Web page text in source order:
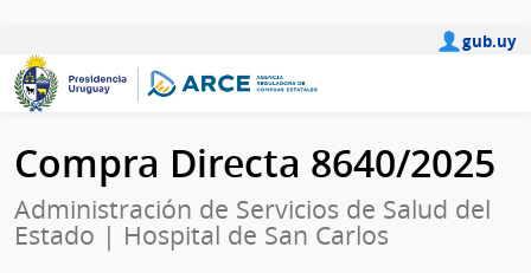
gub.uy
Compra Directa 8640/2025
Administración de Servicios de Salud del
Estado | Hospital de San Carlos